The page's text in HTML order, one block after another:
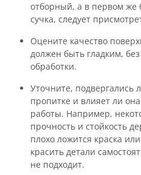
отборный, а в первом же
сучка, следует
Оцените качество
должен быть гладким,
обработки.
Уточните, подвергались
пропитке и влияет ли
работы. Например,
прочность и стойкость
плохо ложится краска
красить детали
не подходит.